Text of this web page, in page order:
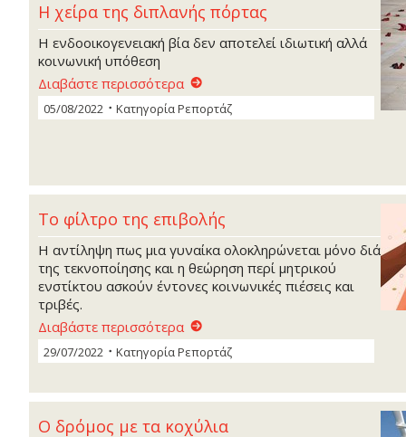
Η χείρα της διπλανής πόρτας
Η ενδοοικογενειακή βία δεν αποτελεί ιδιωτική αλλά
κοινωνική υπόθεση
Διαβάστε περισσότερα
05/08/2022 ΚατηγορίαΡεπορτάζ
Το φίλτρο της επιβολής
Η αντίληψη πως μια γυναίκα ολοκληρώνεται μόνο διά
της τεκνοποίησης και η θεώρηση περί μητρικού
ενστίκτου ασκούν έντονες κοινωνικές πιέσεις και
τριβές.
Διαβάστε περισσότερα
29/07/2022 ΚατηγορίαΡεπορτάζ
Ο δρόμος με τα κοχύλια